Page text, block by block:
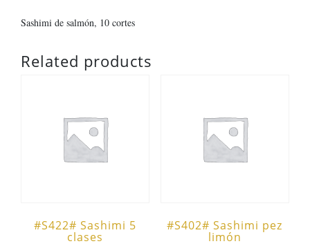
Sashimi de salmón, 10 cortes
Related products
#S422# Sashimi 5
clases
#S402# Sashimi pez
limón